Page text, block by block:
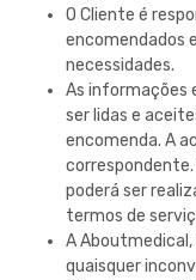
O Cliente é
encomendados
necessidades.
As informações
ser lidas e
encomenda. A
poderá ser
termos de
AAboutmedical,
quaisquer